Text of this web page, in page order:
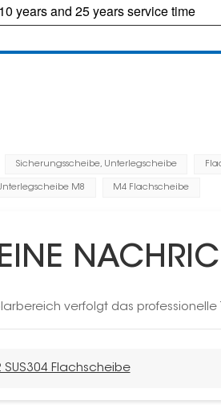
10 years and 25 years service time
Sicherungsscheibe, Unterlegscheibe
M8 M4 Flachscheibe
verfolgt das
Flachscheibe